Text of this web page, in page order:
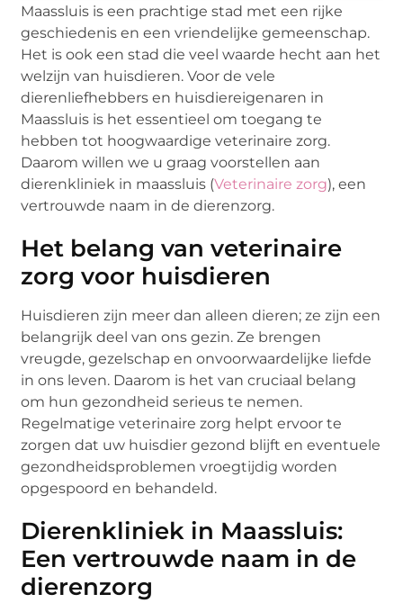
Maassluis is een prachtige stad met een rijke
geschiedenis en een vriendelijke gemeenschap.
Het is ook een stad die veel waarde hecht aan het
welzijn van huisdieren. Voor de vele
dierenliefhebbers en huisdiereigenaren in
Maassluis is het essentieel om toegang te
hebben tot hoogwaardige veterinaire zorg.
Daarom willen we u graag voorstellen aan
dierenkliniek in maassluis (Veterinaire zorg), een
vertrouwde naam in de dierenzorg.
Het belang van veterinaire
zorg voor huisdieren
Huisdieren zijn meer dan alleen dieren; ze zijn een
belangrijk deel van ons gezin. Ze brengen
vreugde, gezelschap en onvoorwaardelijke liefde
in ons leven. Daarom is het van cruciaal belang
om hun gezondheid serieus te nemen.
Regelmatige veterinaire zorg helpt ervoor te
zorgen dat uw huisdier gezond blijft en eventuele
gezondheidsproblemen vroegtijdig worden
opgespoord en behandeld.
Dierenkliniek in Maassluis:
Een vertrouwde naam in de
dierenzorg